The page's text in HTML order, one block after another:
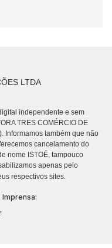
LTDA
independente e sem
TRES COMÉRCIO DE
Informamos também que não
cancelamento do
nome ISTOÉ, tampouco
apenas pelo
respectivos sites.